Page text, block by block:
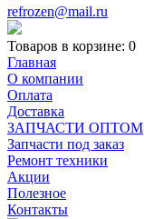
refrozen@mail.ru
Товаров в корзине: 0
Главная
О компании
Оплата
Доставка
ЗАПЧАСТИ ОПТОМ
Запчасти под заказ
Ремонт техники
Акции
Полезное
Контакты